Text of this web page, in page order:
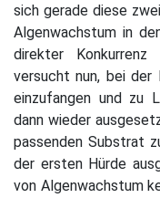
sich gerade diese
Algenwachstum in
direkter
versucht nun, bei der
einzufangen und zu
dann wieder
passenden Substrat
der ersten Hürde
von Algenwachstum